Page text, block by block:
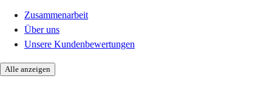
Zusammenarbeit
Über uns
Unsere Kundenbewertungen
Alle anzeigen